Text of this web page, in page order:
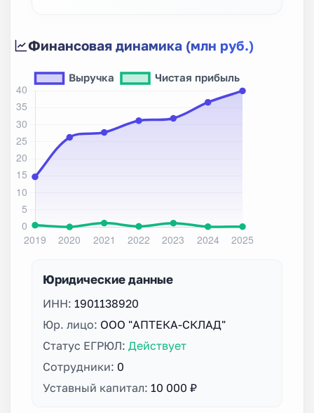
Финансовая динамика (млн руб.)
Юридические данные
ИНН: 1901138920
Юр. лицо: ООО "АПТЕКА-СКЛАД"
Статус ЕГРЮЛ: Действует
Сотрудники: 0
Уставный капитал: 10 000 ₽